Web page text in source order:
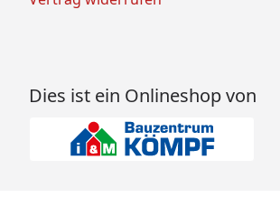
Dies ist ein Onlineshop von